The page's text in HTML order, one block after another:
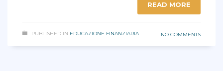
READ MORE
PUBLISHED IN EDUCAZIONE FINANZIARIA NO COMMENTS